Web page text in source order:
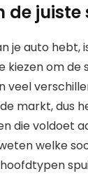
de
je auto hebt,
kiezen om de
veel
markt, dus
die voldoet
welke
hoofdtypen